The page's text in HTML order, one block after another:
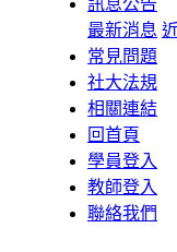
最新消息
常見問題
社大法規
相關連結
回首頁
學員登入
教師登入
聯絡我們